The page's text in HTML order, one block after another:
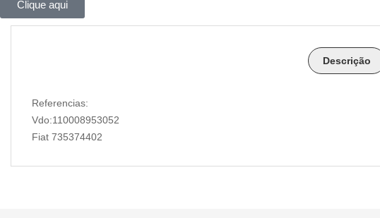
Clique aqui
Descrição
Referencias:
Vdo:110008953052
Fiat 735374402